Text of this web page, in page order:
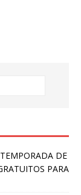
DE
PARA